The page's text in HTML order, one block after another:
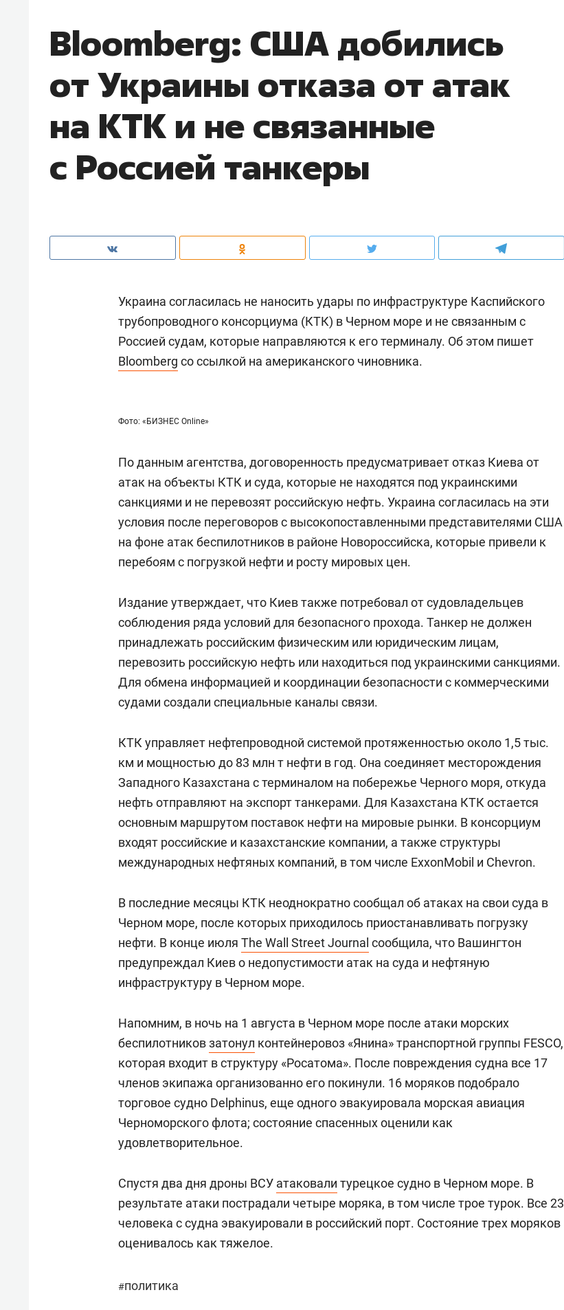
Bloomberg: США добились
от Украины отказа от атак
на КТК и не связанные
с Россией танкеры
Украина согласилась не наносить удары по инфраструктуре Каспийского
трубопроводного консорциума (КТК) в Черном море и не связанным с
Россией судам, которые направляются к его терминалу. Об этом пишет
Bloomberg со ссылкой на американского чиновника.
Фото: «БИЗНЕС Online»
По данным агентства, договоренность предусматривает отказ Киева от
атак на объекты КТК и суда, которые не находятся под украинскими
санкциями и не перевозят российскую нефть. Украина согласилась на эти
условия после переговоров с высокопоставленными представителями США
на фоне атак беспилотников в районе Новороссийска, которые привели к
перебоям с погрузкой нефти и росту мировых цен.
Издание утверждает, что Киев также потребовал от судовладельцев
соблюдения ряда условий для безопасного прохода. Танкер не должен
принадлежать российским физическим или юридическим лицам,
перевозить российскую нефть или находиться под украинскими санкциями.
Для обмена информацией и координации безопасности с коммерческими
судами создали специальные каналы связи.
КТК управляет нефтепроводной системой протяженностью около 1,5 тыс.
км и мощностью до 83 млн т нефти в год. Она соединяет месторождения
Западного Казахстана с терминалом на побережье Черного моря, откуда
нефть отправляют на экспорт танкерами. Для Казахстана КТК остается
основным маршрутом поставок нефти на мировые рынки. В консорциум
входят российские и казахстанские компании, а также структуры
международных нефтяных компаний, в том числе ExxonMobil и Chevron.
В последние месяцы КТК неоднократно сообщал об атаках на свои суда в
Черном море, после которых приходилось приостанавливать погрузку
нефти. В конце июля The Wall Street Journal сообщила, что Вашингтон
предупреждал Киев о недопустимости атак на суда и нефтяную
инфраструктуру в Черном море.
Напомним, в ночь на 1 августа в Черном море после атаки морских
беспилотниковзатонул контейнеровоз «Янина» транспортной группы FESCO,
которая входит в структуру «Росатома». После повреждения судна все 17
членов экипажа организованно его покинули. 16 моряков подобрало
торговое судно Delphinus, еще одного эвакуировала морская авиация
Черноморского флота; состояние спасенных оценили как
удовлетворительное.
Спустя два дня дроны ВСУ атаковали турецкое судно в Черном море. В
результате атаки пострадали четыре моряка, в том числе трое турок. Все 23
человека с судна эвакуировали в российский порт. Состояние трех моряков
оценивалось как тяжелое.
#политика